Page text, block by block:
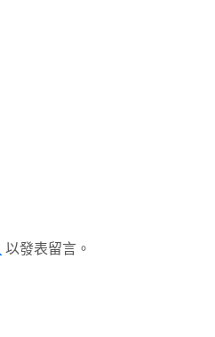
以發表留言。